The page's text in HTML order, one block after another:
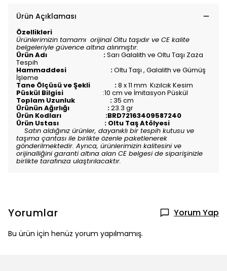
Ürün Açıklaması
Özellikleri
Ürünlerimizin tamamı orijinal Oltu taşıdır ve CE kalite
belgeleriyle güvence altına alınmıştır.
Ürün Adı :Sarı Galalith ve Oltu Taşı Zaza
Tespih
Hammaddesi :Oltu Taşı , Galalith ve Gümüş
İşleme
Tane Ölçüsü ve Şekli :8 x 11 mm Kızılcık Kesim
Püskül Bilgisi :10 cm ve İmitasyon Püskül
Toplam Uzunluk :35 cm
Ürünün Ağırlığı :23.3 gr
Ürün Kodları :BRD72163409587240
Ürün Ustası : Oltu Taş Atölyesi
Satın aldığınız ürünler, dayanıklı bir tespih kutusu ve
taşıma çantası ile birlikte özenle paketlenerek
gönderilmektedir. Ayrıca, ürünlerimizin kalitesini ve
orijinalliğini garanti altına alan CE belgesi de siparişinizle
birlikte tarafınıza ulaştırılacaktır.
Yorumlar Yorum Yap
Bu ürün için henüz yorum yapılmamış.